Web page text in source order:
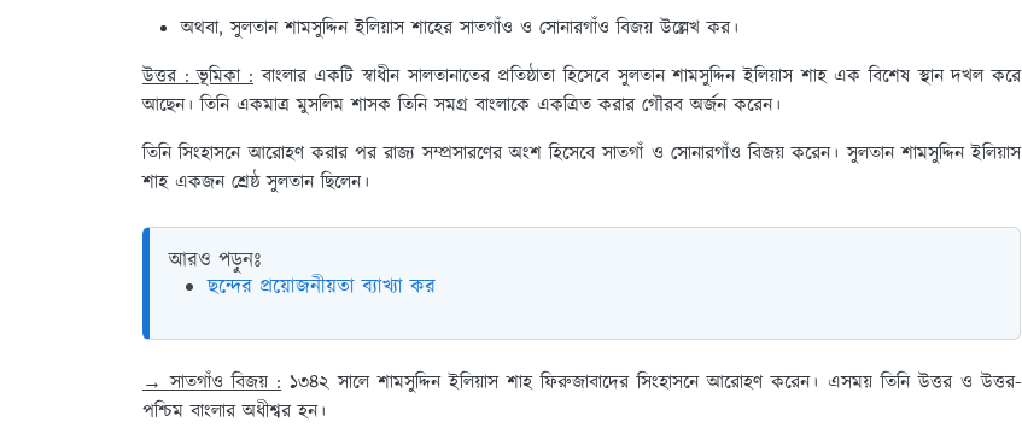
অথবা, সুলতান শামসুদ্দিন ইলিয়াস শাহের সাতগাঁও ও সোনারগাঁও বিজয় উল্লেখ কর।
উত্তর : ভূমিকা : বাংলার একটি স্বাধীন সালতানাতের প্রতিষ্ঠাতা হিসেবে সুলতান শামসুদ্দিন ইলিয়াস শাহ এক বিশেষ স্থান দখল করে
আছেন। তিনি একমাত্র মুসলিম শাসক তিনি সমগ্র বাংলাকে একত্রিত করার গৌরব অর্জন করেন।
তিনি সিংহাসনে আরোহণ করার পর রাজ্য সম্প্রসারণের অংশ হিসেবে সাতগাঁ ও সোনারগাঁও বিজয় করেন। সুলতান শামসুদ্দিন ইলিয়াস
শাহ একজন শ্রেষ্ঠ সুলতান ছিলেন।
আরও পড়ুনঃ
ছন্দের প্রয়োজনীয়তা ব্যাখ্যা কর
→ সাতগাঁও বিজয় :১৩৪২ সালে শামসুদ্দিন ইলিয়াস শাহ ফিরুজাবাদের সিংহাসনে আরোহণ করেন। এসময় তিনি উত্তর ও উত্তর-
পশ্চিম বাংলার অধীশ্বর হন।